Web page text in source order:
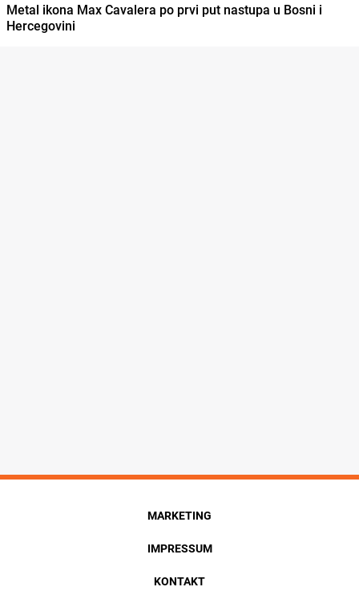
Metal ikona Max Cavalera po prvi put nastupa u Bosni i
Hercegovini
MARKETING
IMPRESSUM
KONTAKT